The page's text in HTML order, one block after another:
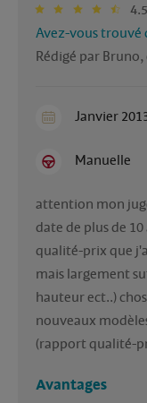
Avez-vous trouvé
Rédigé par
Janvier
Manuelle
attention mon
date de plus de
qualité-prix que
mais largement
hauteur ect..)
nouveaux
(rapport qualité-
Avantages